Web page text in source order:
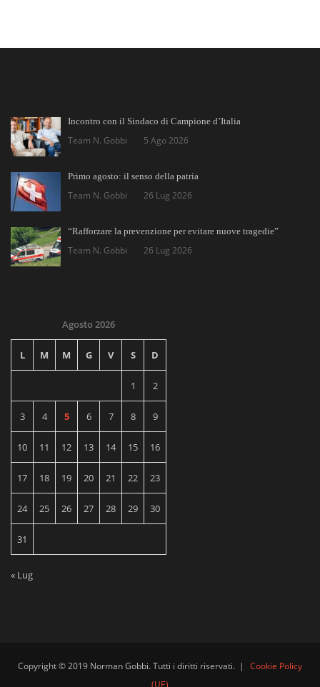
Incontro con il Sindaco di Campione d’Italia
Team N. Gobbi 5 Ago 2026
Primo agosto: il senso della patria
Team N. Gobbi 26 Lug 2026
“Rafforzare la prevenzione per evitare nuove tragedie”
Team N. Gobbi 26 Lug 2026
Agosto 2026
L M M G V S D
1 2
3 4 5 6 7 8 9
10 11 12 13 14 15 16
17 18 19 20 21 22 23
24 25 26 27 28 29 30
31
« Lug
Copyright © 2019 Norman Gobbi. Tutti i diritti riservati. |
Cookie Policy
(UE)